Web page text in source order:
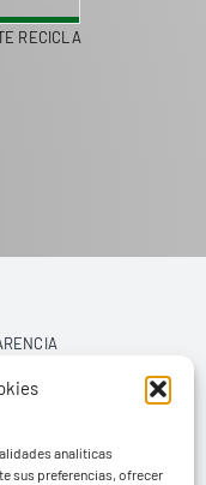
analíticas
sus preferencias, ofrecer
RECICLA
PRIVACIDAD